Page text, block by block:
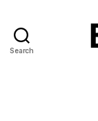
Search